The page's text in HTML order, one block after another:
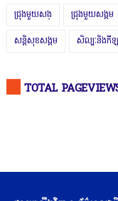
ជ្រុងមួយសង្ ជ្រុងមួយសង្គម
សន្តិសុខសង្គម សិល្បៈនិងកីឡ
TOTAL